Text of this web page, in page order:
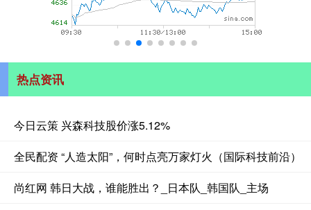
热点资讯
今日云策 兴森科技股价涨5.12%
全民配资 “人造太阳”，何时点亮万家灯火（国际科技前沿）
尚红网 韩日大战，谁能胜出？_日本队_韩国队_主场